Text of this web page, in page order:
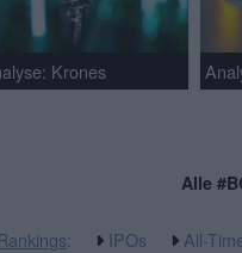
Krones
Alle
: IPOs All-